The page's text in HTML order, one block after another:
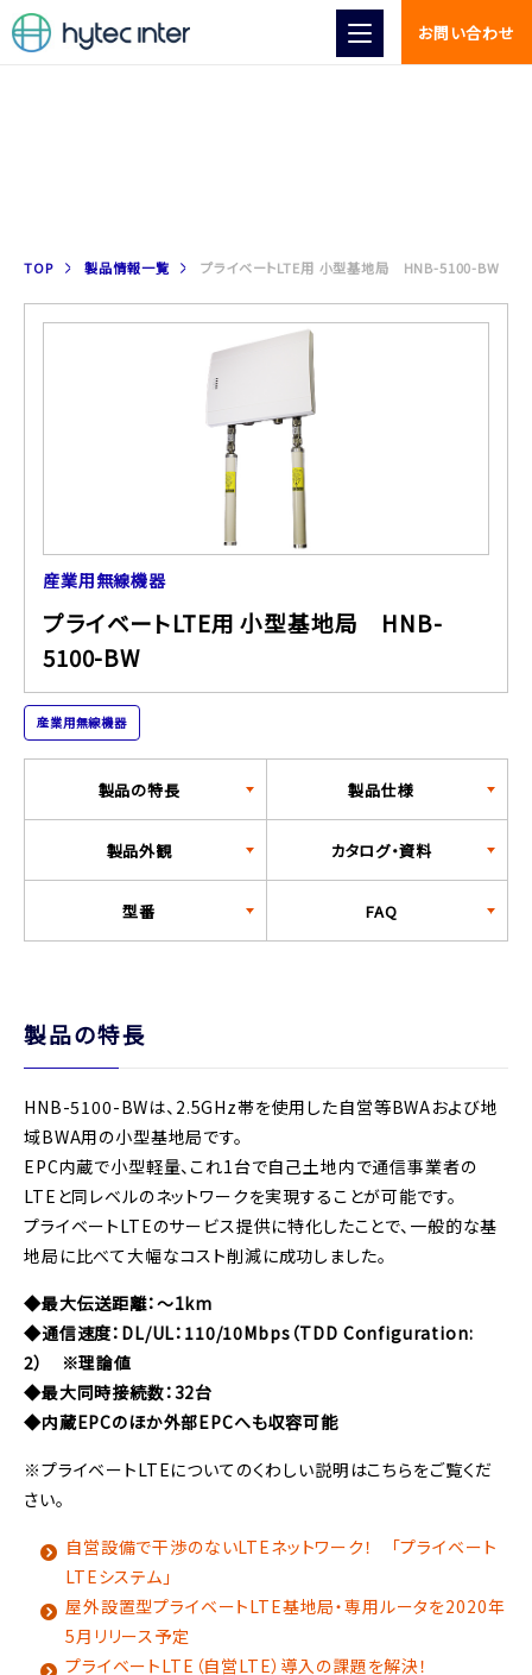
お問い合わせ
TOP 製品情報一覧 プライベートLTE用 小型基地局 HNB-5100-BW
産業用無線機器
プライベートLTE用 小型基地局 HNB-
5100-BW
産業用無線機器
製品の特長 製品仕様
製品外観 カタログ・資料
型番 FAQ
製品の特長
HNB-5100-BWは、2.5GHz帯を使用した自営等BWAおよび地
域BWA用の小型基地局です。
EPC内蔵で小型軽量、これ1台で自己土地内で通信事業者の
LTEと同レベルのネットワークを実現することが可能です。
プライベートLTEのサービス提供に特化したことで、一般的な基
地局に比べて大幅なコスト削減に成功しました。
◆最大伝送距離：～1km
◆通信速度：DL/UL：110/10Mbps（TDD Configuration:
2） ※理論値
◆最大同時接続数：32台
◆内蔵EPCのほか外部EPCへも収容可能
※プライベートLTEについてのくわしい説明はこちらをご覧くだ
さい。
自営設備で干渉のないLTEネットワーク！ 「プライベート
LTEシステム」
屋外設置型プライベートLTE基地局・専用ルータを2020年
5月リリース予定
プライベートLTE（自営LTE）導入の課題を解決！